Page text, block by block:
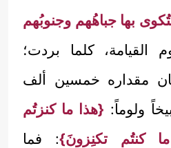
بها جباهُهم وجنوبُهم
القيامة، كلما بردت؛
مقداره خمسين ألف
ولوماً: {هذا ما كنزتُم
كنتُم تكنِزونَ}: فما